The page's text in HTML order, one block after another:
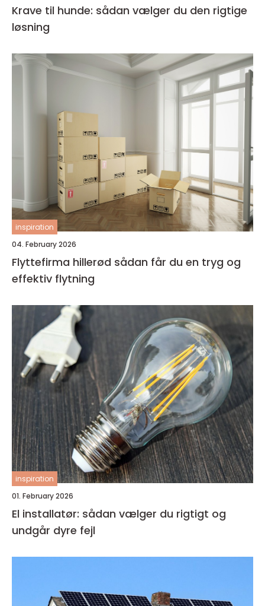
Krave til hunde: sådan vælger du den rigtige
løsning
inspiration
04. February 2026
Flyttefirma hillerød sådan får du en tryg og
effektiv flytning
inspiration
01. February 2026
El installatør: sådan vælger du rigtigt og
undgår dyre fejl